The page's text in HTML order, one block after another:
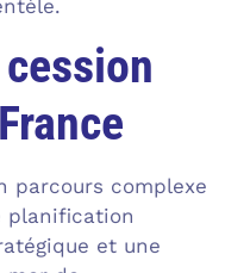
parcours complexe
planification
et une